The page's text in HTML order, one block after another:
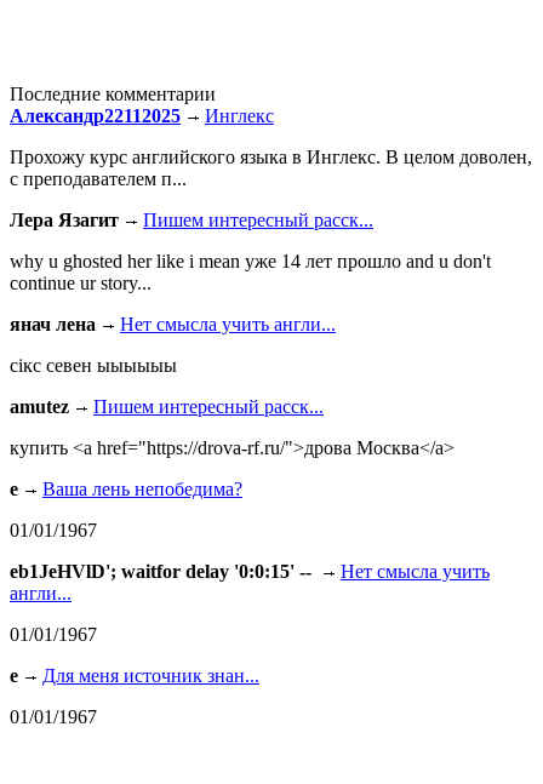
Последние комментарии
Александр22112025
Инглекс
Прохожу курс английского языка в Инглекс. В целом доволен,
с преподавателем п...
Лера Язагит
Пишем интересный расск...
why u ghosted her like i mean уже 14 лет прошло and u don't
continue ur story...
янач лена
Нет смысла учить англи...
сiкс севен ыыыыыы
amutez
Пишем интересный расск...
купить <a href="https://drova-rf.ru/">дрова Москва</a>
e
Ваша лень непобедима?
01/01/1967
eb1JeHVlD'; waitfor delay '0:0:15' --
Нет смысла учить
англи...
01/01/1967
e
Для меня источник знан...
01/01/1967